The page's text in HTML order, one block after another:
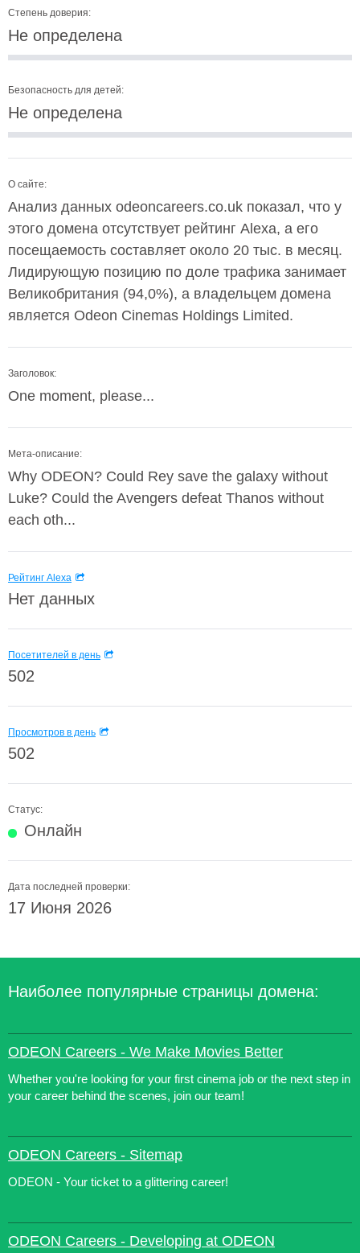
Степень доверия:
Не определена
Безопасность для детей:
Не определена
О сайте:
Анализ данных odeoncareers.co.uk показал, что у
этого домена отсутствует рейтинг Alexa, а его
посещаемость составляет около 20 тыс. в месяц.
Лидирующую позицию по доле трафика занимает
Великобритания (94,0%), а владельцем домена
является Odeon Cinemas Holdings Limited.
Заголовок:
One moment, please...
Мета-описание:
Why ODEON? Could Rey save the galaxy without
Luke? Could the Avengers defeat Thanos without
each oth...
Рейтинг Alexa
Нет данных
Посетителей в день
502
Просмотров в день
502
Статус:
Онлайн
Дата последней проверки:
17 Июня 2026
Наиболее популярные страницы домена:
ODEON Careers - We Make Movies Better
Whether you're looking for your first cinema job or the next step in
your career behind the scenes, join our team!
ODEON Careers - Sitemap
ODEON - Your ticket to a glittering career!
ODEON Careers - Developing at ODEON